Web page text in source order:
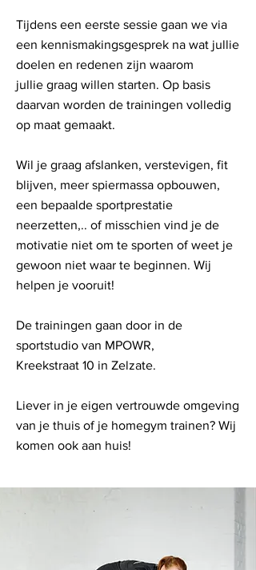
Tijdens een eerste sessie gaan we via
een kennismakingsgesprek na wat jullie
doelen en redenen zijn waarom
jullie graag willen starten. Op basis
daarvan worden de trainingen volledig
op maat gemaakt.
Wil je graag afslanken, verstevigen, fit
blijven, meer spiermassa opbouwen,
een bepaalde sportprestatie
neerzetten,.. of misschien vind je de
motivatie niet om te sporten of weet je
gewoon niet waar te beginnen. Wij
helpen je vooruit!
De trainingen gaan door in de
sportstudio van MPOWR,
Kreekstraat 10 in Zelzate.
Liever in je eigen vertrouwde omgeving
van je thuis of je homegym trainen? Wij
komen ook aan huis!